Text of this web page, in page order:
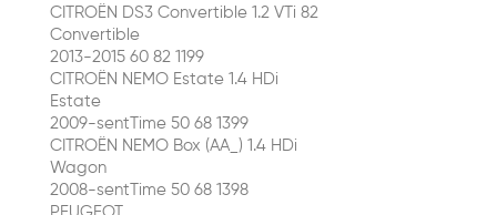
CITROËN DS3 Convertible 1.2 VTi 82
Convertible
2013-2015 60 82 1199
CITROËN NEMO Estate 1.4 HDi
Estate
2009-sentTime 50 68 1399
CITROËN NEMO Box (AA_) 1.4 HDi
Wagon
2008-sentTime 50 68 1398